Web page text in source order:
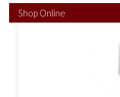
Shop Online